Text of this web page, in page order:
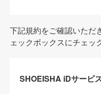
下記規約をご確認いただ
ェックボックスにチェッ
SHOEISHA iDサービ